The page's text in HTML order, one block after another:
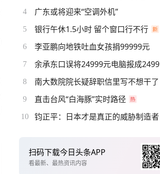
4 广东或将迎来“空调外机”
5 银行午休1.5小时 留个窗口行不行
6 李亚鹏向地铁吐血女孩捐99999元
7 余承东口误将24999元电脑报成2499
8 南大数院院长疑辞职信里写不想干了
9 直击台风“白海豚”实时路径
10 钧正平：日本才是真正的威胁制造者
扫码下载今日头条APP
看最新、最热资讯内容